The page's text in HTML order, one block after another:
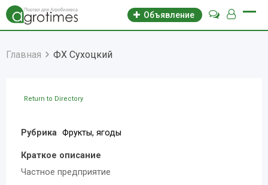
Объявление
Главная ФХ Сухоцкий
Return to Directory
Рубрика Фрукты, ягоды
Краткое описание
Частное предприятие